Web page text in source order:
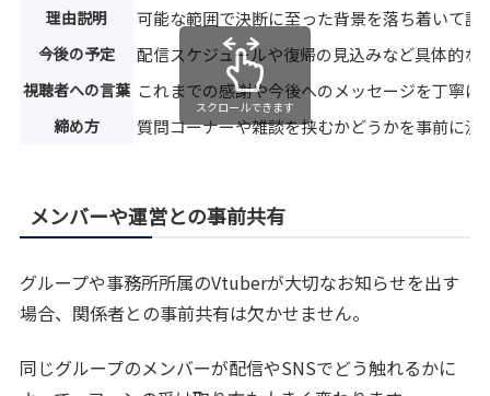
理由説明 可能な範囲で決断に至った背景を落ち着いて説
今後の予定 配信スケジュールや復帰の見込みなど具体的な
視聴者への言葉 これまでの感謝や今後へのメッセージを丁寧に
締め方 質問コーナーや雑談を挟むかどうかを事前に決
スクロールできます
メンバーや運営との事前共有
グループや事務所所属のVtuberが大切なお知らせを出す
場合、関係者との事前共有は欠かせません。
同じグループのメンバーが配信やSNSでどう触れるかに